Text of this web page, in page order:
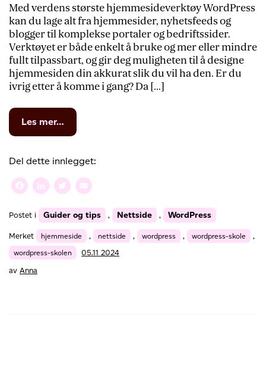
Med verdens største hjemmesideverktøy WordPress
kan du lage alt fra hjemmesider, nyhetsfeeds og
blogger til komplekse portaler og bedriftssider.
Verktøyet er både enkelt å bruke og mer eller mindre
fullt tilpassbart, og gir deg muligheten til å designe
hjemmesiden din akkurat slik du vil ha den. Er du
ivrig etter å komme i gang? Da […]
Les mer…
WordPress-
Installer
WordPress
og
publisere
Del dette innlegget:
Facebook
LinkedIn
Twitter
Postet i Guider og tips , Nettside , WordPress
Merket hjemmeside , nettside , wordpress , wordpress-skole
,
wordpress-skolen
05.11 2024
av Anna